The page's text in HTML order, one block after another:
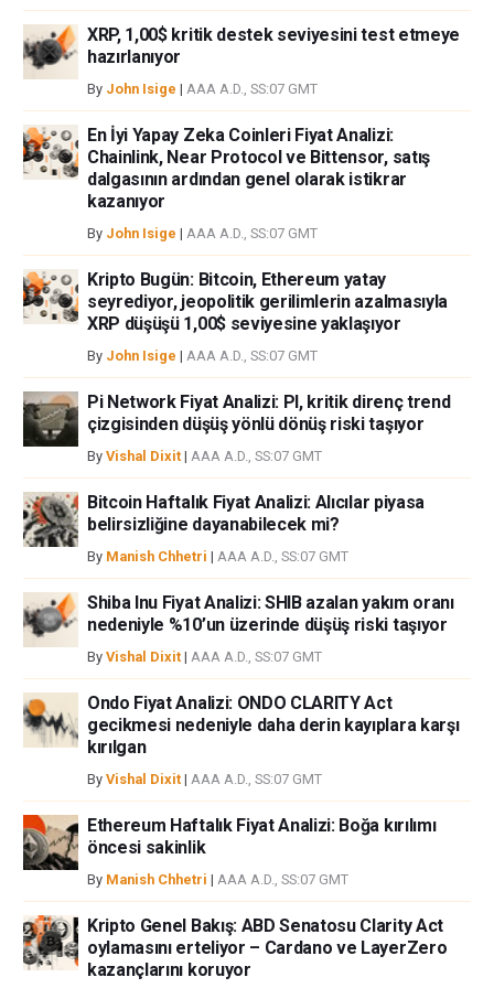
XRP, 1,00$ kritik destek seviyesini test etmeye
hazırlanıyor
By John Isige | AAA A.D., SS:07 GMT
En İyi Yapay Zeka Coinleri Fiyat Analizi:
Chainlink, Near Protocol ve Bittensor, satış
dalgasının ardından genel olarak istikrar
kazanıyor
By John Isige | AAA A.D., SS:07 GMT
Kripto Bugün: Bitcoin, Ethereum yatay
seyrediyor, jeopolitik gerilimlerin azalmasıyla
XRP düşüşü 1,00$ seviyesine yaklaşıyor
By John Isige | AAA A.D., SS:07 GMT
Pi Network Fiyat Analizi: PI, kritik direnç trend
çizgisinden düşüş yönlü dönüş riski taşıyor
By Vishal Dixit | AAA A.D., SS:07 GMT
Bitcoin Haftalık Fiyat Analizi: Alıcılar piyasa
belirsizliğine dayanabilecek mi?
By Manish Chhetri | AAA A.D., SS:07 GMT
Shiba Inu Fiyat Analizi: SHIB azalan yakım oranı
nedeniyle %10’un üzerinde düşüş riski taşıyor
By Vishal Dixit | AAA A.D., SS:07 GMT
Ondo Fiyat Analizi: ONDO CLARITY Act
gecikmesi nedeniyle daha derin kayıplara karşı
kırılgan
By Vishal Dixit | AAA A.D., SS:07 GMT
Ethereum Haftalık Fiyat Analizi: Boğa kırılımı
öncesi sakinlik
By Manish Chhetri | AAA A.D., SS:07 GMT
Kripto Genel Bakış: ABD Senatosu Clarity Act
oylamasını erteliyor – Cardano ve LayerZero
kazançlarını koruyor